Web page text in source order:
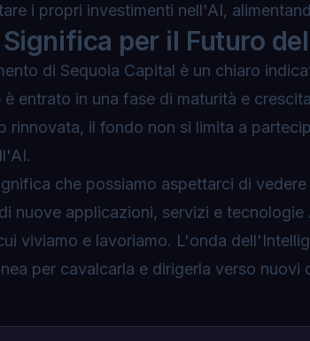
i propri investimenti nell'AI,
per il Futuro
di Sequoia Capital è un chiaro
entrato in una fase di maturità e
rinnovata, il fondo non si limita a
che possiamo aspettarci di
nuove applicazioni, servizi e
viviamo e lavoriamo. L'onda
per cavalcarla e dirigerla verso nuovi